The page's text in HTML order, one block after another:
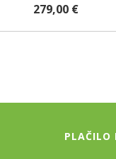
279,00 €
PLAČILO